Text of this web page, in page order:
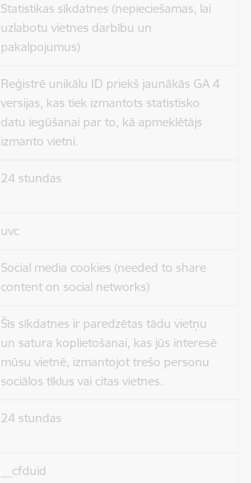
Statistikas sīkdatnes (nepieciešamas, lai
uzlabotu vietnes darbību un
pakalpojumus)
Reģistrē unikālu ID priekš jaunākās GA 4
versijas, kas tiek izmantots statistisko
datu iegūšanai par to, kā apmeklētājs
izmanto vietni.
24 stundas
uvc
Social media cookies (needed to share
content on social networks)
Šīs sīkdatnes ir paredzētas tādu vietņu
un satura koplietošanai, kas jūs interesē
mūsu vietnē, izmantojot trešo personu
sociālos tīklus vai citas vietnes.
24 stundas
__cfduid